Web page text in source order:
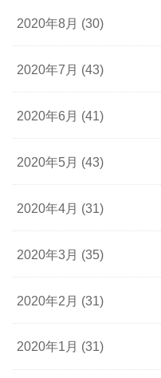
2020年8月 (30)
2020年7月 (43)
2020年6月 (41)
2020年5月 (43)
2020年4月 (31)
2020年3月 (35)
2020年2月 (31)
2020年1月 (31)